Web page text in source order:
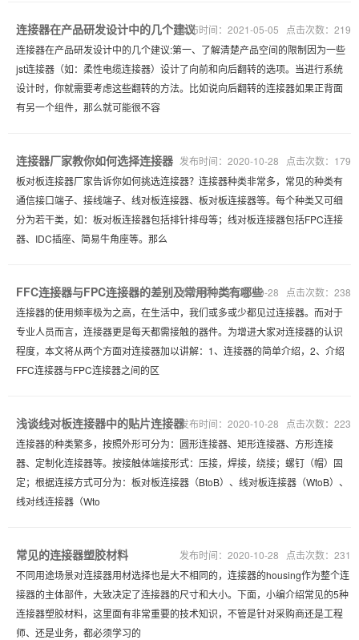
连接器在产品研发设计中的几个建议
连接器在产品研发设计中的几个建议:第一、了解清楚产品空间的限制因为一些
jst连接器（如：柔性电缆连接器）设计了向前和向后翻转的选项。当进行系统
设计时，你就需要考虑这些翻转的方法。比如说向后翻转的连接器如果正背面
有另一个组件，那么就可能很不容
发布时间：2021-05-05 点击次数：219
连接器厂家教你如何选择连接器
板对板连接器厂家告诉你如何挑选连接器？连接器种类非常多，常见的种类有
通信接口端子、接线端子、线对板连接器、板对板连接器等。每个种类又可细
分为若干类，如：板对板连接器包括排针排母等；线对板连接器包括FPC连接
器、IDC插座、简易牛角座等。那么
发布时间：2020-10-28 点击次数：179
FFC连接器与FPC连接器的差别及常用种类有哪些
连接器的使用频率极为之高，在生活中，我们或多或少都见过连接器。而对于
专业人员而言，连接器更是每天都需接触的器件。为增进大家对连接器的认识
程度，本文将从两个方面对连接器加以讲解：1、连接器的简单介绍，2、介绍
FFC连接器与FPC连接器之间的区
发布时间：2020-10-28 点击次数：238
浅谈线对板连接器中的贴片连接器
连接器的种类繁多，按照外形可分为：圆形连接器、矩形连接器、方形连接
器、定制化连接器等。按接触体端接形式：压接，焊接，绕接；螺钉（帽）固
定；根据连接方式可分为：板对板连接器（BtoB）、线对板连接器（WtoB）、
线对线连接器（Wto
发布时间：2020-10-28 点击次数：223
常见的连接器塑胶材料
不同用途场景对连接器用材选择也是大不相同的，连接器的housing作为整个连
接器的主体部件，大致决定了连接器的尺寸和大小。下面，小编介绍常见的5种
连接器塑胶材料，这里面有非常重要的技术知识，不管是针对采购商还是工程
师、还是业务，都必须学习的
发布时间：2020-10-28 点击次数：231